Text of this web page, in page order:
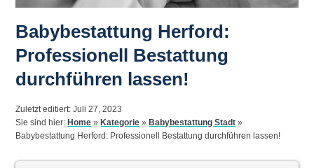
Babybestattung Herford:
Professionell Bestattung
durchführen lassen!
Zuletzt editiert: Juli 27, 2023
Sie sind hier:Home »Kategorie »Babybestattung Stadt »
Babybestattung Herford: Professionell Bestattung durchführen lassen!